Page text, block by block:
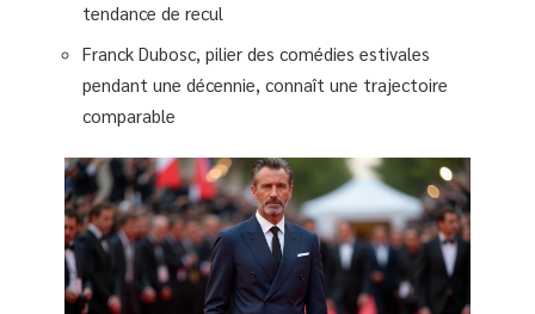
tendance de recul
Franck Dubosc, pilier des comédies estivales
pendant une décennie, connaît une trajectoire
comparable